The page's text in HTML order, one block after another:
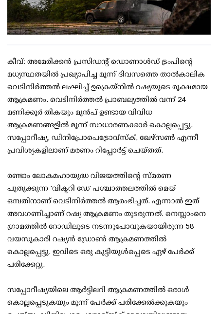
കീവ്: അമേരിക്കൻ പ്രസിഡന്റ് ഡൊണാൾഡ് ട്രംപിന്റെ
മധ്യസ്ഥതയിൽ പ്രഖ്യാപിച്ച മൂന്ന് ദിവസത്തെ താൽകാലിക
വെടിനിർത്തൽ ലംഘിച്ച് ഉക്രെയ്നിൽ റഷ്യയുടെ രൂക്ഷമായ
ആക്രമണം. വെടിനിർത്തൽ പ്രാബല്യത്തിൽ വന്ന് 24
മണിക്കൂർ തികയും മുൻപ് ഉണ്ടായ വിവിധ
ആക്രമണങ്ങളിൽ മൂന്ന് സാധാരണക്കാർ കൊല്ലപ്പെട്ടു.
സപ്പോറീഷ്യ, ഡിനിപ്രോപെട്രോവ്സ്ക്, ഖേഴ്സൺ എന്നീ
പ്രവിശ്യകളിലാണ് മരണം റിപ്പോർട്ട് ചെയ്തത്.
രണ്ടാം ലോകമഹായുദ്ധ വിജയത്തിന്റെ സ്മരണ
പുതുക്കുന്ന 'വിക്ടറി ഡേ' പശ്ചാത്തലത്തിൽ മെയ്
ഒമ്പതിനാണ് വെടിനിർത്തൽ ആരംഭിച്ചത്. എന്നാൽ ഇത്
അവഗണിച്ചാണ് റഷ്യ ആക്രമണം തുടരുന്നത്. നെസ്ലാംനെ
ഗ്രാമത്തിൽ റോഡിലൂടെ നടന്നുപോവുകയായിരുന്ന 58
വയസുകാരി റഷ്യൻ ഡ്രോൺ ആക്രമണത്തിൽ
കൊല്ലപ്പെട്ടു. ഇവിടെ ഒരു കുട്ടിയുൾപ്പെടെ ഏഴ് പേർക്ക്
പരിക്കേറ്റു.
സപ്പോറീഷ്യയിലെ ആർട്ടിലറി ആക്രമണത്തിൽ ഒരാൾ
കൊല്ലപ്പെടുകയും മൂന്ന് പേർക്ക് പരിക്കേൽക്കുകയും